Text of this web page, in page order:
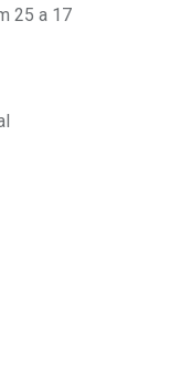
25 a 17